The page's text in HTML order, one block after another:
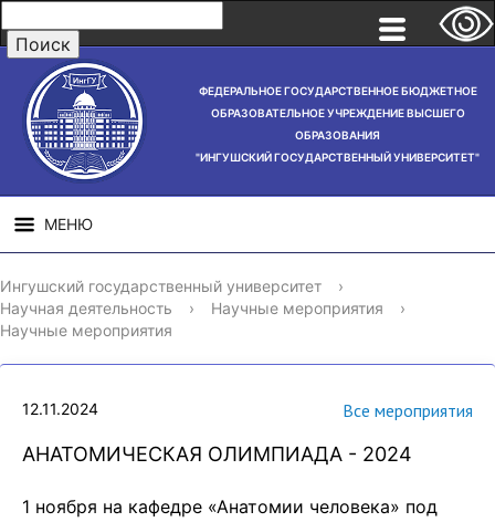
ФЕДЕРАЛЬНОЕ ГОСУДАРСТВЕННОЕ БЮДЖЕТНОЕ
ОБРАЗОВАТЕЛЬНОЕ УЧРЕЖДЕНИЕ ВЫСШЕГО
ОБРАЗОВАНИЯ
"ИНГУШСКИЙ ГОСУДАРСТВЕННЫЙ УНИВЕРСИТЕТ"
МЕНЮ
СВЕДЕНИЯ ОБ
ОБРАЗОВАТЕЛЬНОЙ
ОРГАНИЗАЦИИ
НАУЧНАЯ
ДЕЯТЕЛЬНОСТЬ
Ингушский государственный университет
›
Научная деятельность
› Научные мероприятия
›
Научные мероприятия
12.11.2024 Все мероприятия
АНАТОМИЧЕСКАЯ ОЛИМПИАДА - 2024
1 ноября на кафедре «Анатомии человека» под